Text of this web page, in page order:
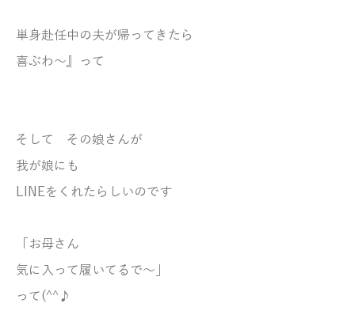
単身赴任中の夫が帰ってきたら
喜ぶわ～』って
そして その娘さんが
我が娘にも
LINEをくれたらしいのです
「お母さん
気に入って履いてるで～」
って(^^♪